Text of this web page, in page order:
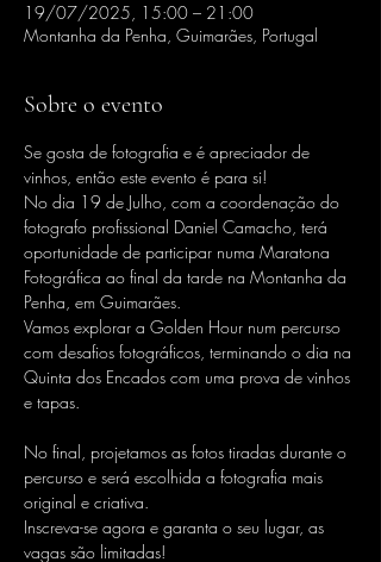
19/07/2025, 15:00 – 21:00
Montanha da Penha, Guimarães, Portugal
Sobre o evento
Se gosta de fotografia e é apreciador de
vinhos, então este evento é para si!
No dia 19 de Julho, com a coordenação do
fotografo profissional Daniel Camacho, terá
oportunidade de participar numa Maratona
Fotográfica ao final da tarde na Montanha da
Penha, em Guimarães.
Vamos explorar a Golden Hour num percurso
com desafios fotográficos, terminando o dia na
Quinta dos Encados com uma prova de vinhos
e tapas.
No final, projetamos as fotos tiradas durante o
percurso e será escolhida a fotografia mais
original e criativa.
Inscreva-se agora e garanta o seu lugar, as
vagas são limitadas!